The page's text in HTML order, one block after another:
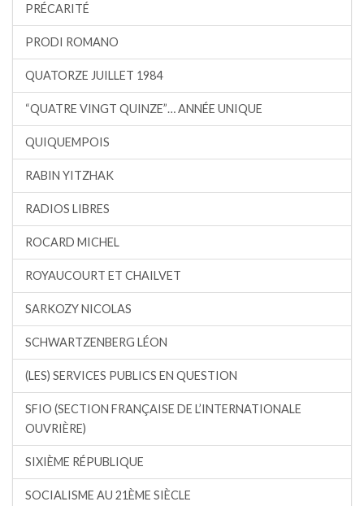
PRÉCARITÉ
PRODI ROMANO
QUATORZE JUILLET 1984
“QUATRE VINGT QUINZE”… ANNÉE UNIQUE
QUIQUEMPOIS
RABIN YITZHAK
RADIOS LIBRES
ROCARD MICHEL
ROYAUCOURT ET CHAILVET
SARKOZY NICOLAS
SCHWARTZENBERG LÉON
(LES) SERVICES PUBLICS EN QUESTION
SFIO (SECTION FRANÇAISE DE L’INTERNATIONALE
OUVRIÈRE)
SIXIÈME RÉPUBLIQUE
SOCIALISME AU 21ÈME SIÈCLE